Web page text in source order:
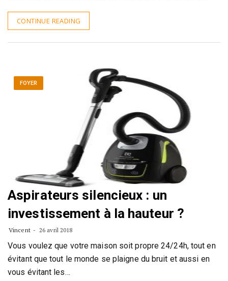
CONTINUE READING
FOYER
Aspirateurs silencieux : un
investissement à la hauteur ?
Vincent 26 avril 2018
Vous voulez que votre maison soit propre 24/24h, tout en
évitant que tout le monde se plaigne du bruit et aussi en
vous évitant les…